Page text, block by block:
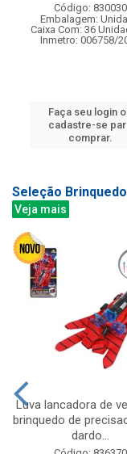
Código: 830030
Embalagem:
Caixa Com: 36
Inmetro: 006758/
Faça seu login
cadastre-se
comprar.
Seleção
Veja mais
Luva lancadora de
brinquedo de
dardo...